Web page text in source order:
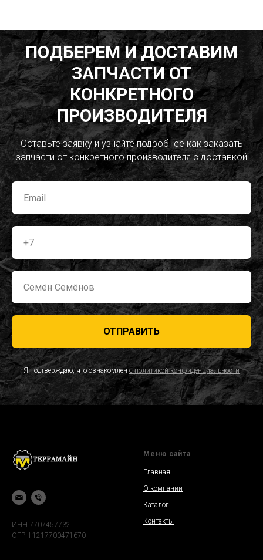
ПОДБЕРЕМ И ДОСТАВИМ
ЗАПЧАСТИ ОТ
КОНКРЕТНОГО
ПРОИЗВОДИТЕЛЯ
Оставьте заявку и узнайте подробнее как заказать
запчасти от конкретного производителя с доставкой
ОТПРАВИТЬ
Я подтверждаю, что ознакомлен с политикой конфиденциальности
ИНН 7707457732
ОГРН 1217700471670
Меню сайта
Главная
О компании
Каталог
Контакты